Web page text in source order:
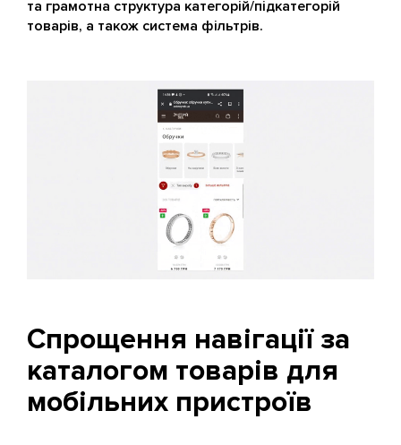
та грамотна структура категорій/підкатегорій
товарів, а також система фільтрів.
Спрощення навігації за
каталогом товарів для
мобільних пристроїв